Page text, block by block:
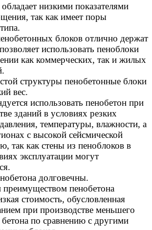
низкими показателями
так как имеет поры
блоков отлично держат
использовать пеноблоки
как коммерческих, так и жилых
структуры пенобетонные блоки
вес.
использовать пенобетон при
зданий в условиях резких
температуры, влажности, а
с высокой сейсмической
так как стены из пеноблоков в
эксплуатации могут
долговечны.
пенобетона
стоимость, обусловленная
при производстве меньшего
бетона по сравнению с другими